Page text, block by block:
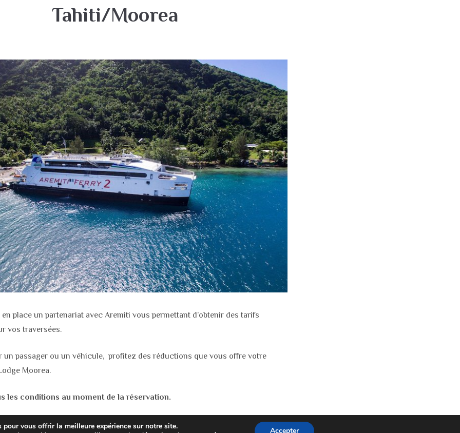
Tahiti/Moorea
place un partenariat avec Aremiti vous permettant d’obtenir des tarifs
vos traversées.
un passager ou un véhicule, profitez des réductions que vous offre votre
Moorea.
les conditions au moment de la réservation.
vous offrir la meilleure expérience sur notre site.
Accepter